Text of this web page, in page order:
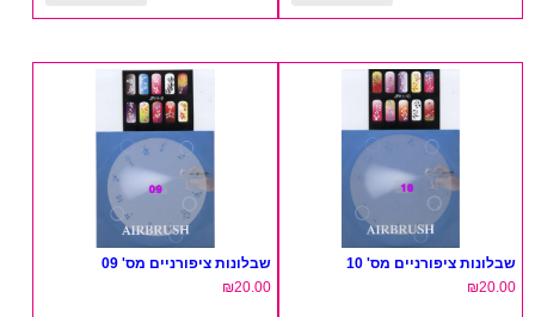
שבלונות ציפורניים מס' 10
₪20.00
שבלונות ציפורניים מס' 09
₪20.00